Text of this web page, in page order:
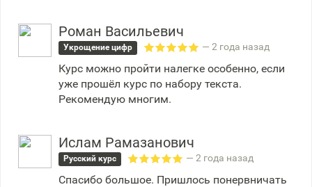
Роман Васильевич
Укрощение цифр — 2 года назад
Курс можно пройти налегке особенно, если
уже прошёл курс по набору текста.
Рекомендую многим.
Ислам Рамазанович
Русский курс — 2 года назад
Спасибо большое. Пришлось понервничать